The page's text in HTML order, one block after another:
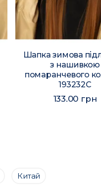
Шапка зимова
з нашивкою
помаранчевого
193232C
133.00 грн
Китай